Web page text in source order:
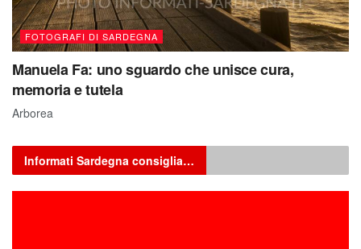
FOTOGRAFI DI SARDEGNA
Manuela Fa: uno sguardo che unisce cura,
memoria e tutela
Arborea
Informati Sardegna consiglia…